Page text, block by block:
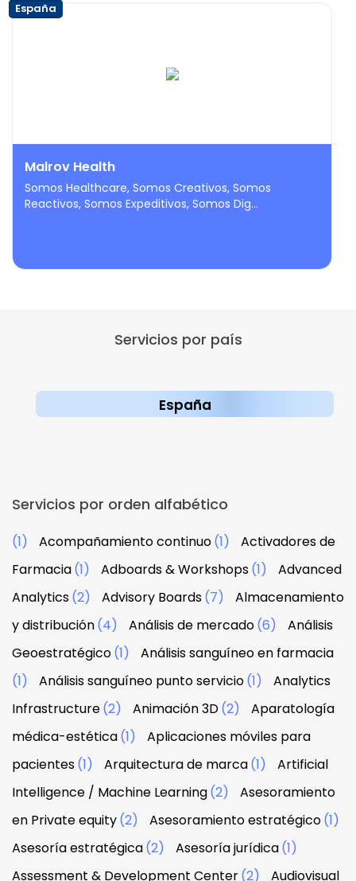
España
Malrov Health
Somos Healthcare, Somos Creativos, Somos
Reactivos, Somos Expeditivos, Somos Dig...
Servicios por país
España
Servicios por orden alfabético
(1) Acompañamiento continuo(1)
Activadores de
Farmacia(1) Adboards & Workshops(1)
Advanced
Analytics(2) Advisory Boards(7)
Almacenamiento
y distribución(4) Análisis de mercado(6)
Análisis
Geoestratégico(1)
Análisis sanguíneo en farmacia
(1)
Análisis sanguíneo punto servicio(1)
Analytics
Infrastructure(2) Animación 3D(2)
Aparatología
médica-estética(1)
Aplicaciones móviles para
pacientes(1) Arquitectura de marca(1)
Artificial
Intelligence / Machine Learning(2)
Asesoramiento
en Private equity(2) Asesoramiento estratégico(1)
Asesoría estratégica(2) Asesoría jurídica(1)
Assessment & Development Center(2) Audiovisual